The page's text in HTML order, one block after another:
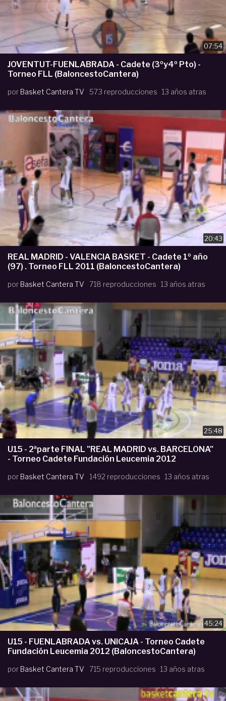
07:54
JOVENTUT-FUENLABRADA - Cadete (3ºy4º Pto) -
Torneo FLL (BaloncestoCantera)
por Basket Cantera TV 573 reproducciones 13 años atras
20:43
REAL MADRID - VALENCIA BASKET - Cadete 1º año
(97) . Torneo FLL 2011 (BaloncestoCantera)
por Basket Cantera TV 718 reproducciones 13 años atras
25:48
U15 - 2ªparte FINAL "REAL MADRID vs. BARCELONA"
- Torneo Cadete Fundación Leucemia 2012
por Basket Cantera TV 1492 reproducciones 13 años atras
45:24
U15 - FUENLABRADA vs. UNICAJA - Torneo Cadete
Fundación Leucemia 2012 (BaloncestoCantera)
por Basket Cantera TV 715 reproducciones 13 años atras